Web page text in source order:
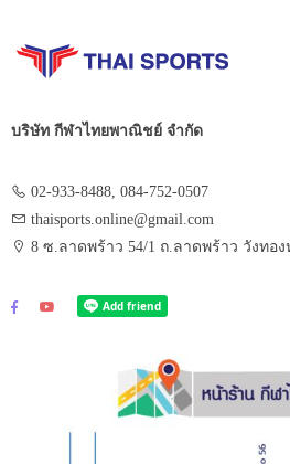
บริษัท กีฬาไทยพาณิชย์ จำกัด
02-933-8488, 084-752-0507
thaisports.online@gmail.com
8 ซ.ลาดพร้าว 54/1 ถ.ลาดพร้าว วังทอง